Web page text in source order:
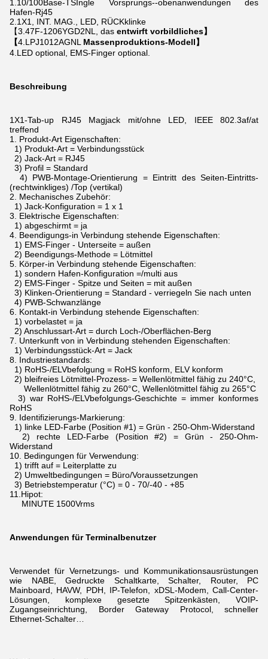
1.10/100Base-TSIngle Vorsprungs--obenanwendungen des
Hafen-Rj45
2.1X1, INT. MAG., LED, RÜCKklinke
【3.47F-1206YGD2NL, das entwirft vorbildliches】
【4.LPJ1012AGNL Massenproduktions-Modell】
4.LED optional, EMS-Finger optional.
Beschreibung
1X1-Tab-up RJ45 Magjack mit/ohne LED, IEEE 802.3af/at
treffend
1. Produkt-Art Eigenschaften:
1) Produkt-Art = Verbindungsstück
2) Jack-Art = RJ45
3) Profil = Standard
4) PWB-Montage-Orientierung = Eintritt des Seiten-Eintritts-
(rechtwinkliges) /Top (vertikal)
2. Mechanisches Zubehör:
1) Jack-Konfiguration = 1 x 1
3. Elektrische Eigenschaften:
1) abgeschirmt = ja
4. Beendigungs-in Verbindung stehende Eigenschaften:
1) EMS-Finger - Unterseite = außen
2) Beendigungs-Methode = Lötmittel
5. Körper-in Verbindung stehende Eigenschaften:
1) sondern Hafen-Konfiguration =/multi aus
2) EMS-Finger - Spitze und Seiten = mit außen
3) Klinken-Orientierung = Standard - verriegeln Sie nach unten
4) PWB-Schwanzlänge
6. Kontakt-in Verbindung stehende Eigenschaften:
1) vorbelastet = ja
2) Anschlussart-Art = durch Loch-/Oberflächen-Berg
7. Unterkunft von in Verbindung stehenden Eigenschaften:
1) Verbindungsstück-Art = Jack
8. Industriestandards:
1) RoHS-/ELVbefolgung = RoHS konform, ELV konform
2) bleifreies Lötmittel-Prozess- = Wellenlötmittel fähig zu 240°C,
Wellenlötmittel fähig zu 260°C, Wellenlötmittel fähig zu 265°C
3) war RoHS-/ELVbefolgungs-Geschichte = immer konformes
RoHS
9. Identifizierungs-Markierung:
1) linke LED-Farbe (Position #1) = Grün - 250-Ohm-Widerstand
2) rechte LED-Farbe (Position #2) = Grün - 250-Ohm-
Widerstand
10. Bedingungen für Verwendung:
1) trifft auf = Leiterplatte zu
2) Umweltbedingungen = Büro/Voraussetzungen
3) Betriebstemperatur (°C) = 0 - 70/-40 - +85
11.Hipot:
MINUTE 1500Vrms
Anwendungen für Terminalbenutzer
Verwendet für Vernetzungs- und Kommunikationsausrüstungen
wie NABE, Gedruckte Schaltkarte, Schalter, Router, PC
Mainboard, HAVW, PDH, IP-Telefon, xDSL-Modem,
Call-Center-
Lösungen, komplexe gesetzte Spitzenkästen, VOIP-
Zugangseinrichtung, Border Gateway Protocol, schneller
Ethernet-Schalter…